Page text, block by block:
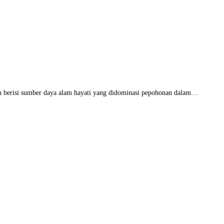
sumber daya alam hayati yang didominasi pepohonan dalam…